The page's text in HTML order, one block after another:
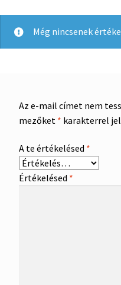
Még nincsenek
Az e-mail címet nem
mezőket * karakterrel
A te értékelésed *
Értékelésed *